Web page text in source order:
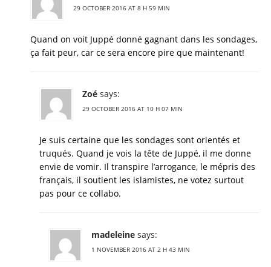
29 OCTOBER 2016 AT 8 H 59 MIN
Quand on voit Juppé donné gagnant dans les sondages,
ça fait peur, car ce sera encore pire que maintenant!
Zoé says:
29 OCTOBER 2016 AT 10 H 07 MIN
Je suis certaine que les sondages sont orientés et
truqués. Quand je vois la tête de Juppé, il me donne
envie de vomir. Il transpire l’arrogance, le mépris des
français, il soutient les islamistes, ne votez surtout
pas pour ce collabo.
madeleine says:
1 NOVEMBER 2016 AT 2 H 43 MIN